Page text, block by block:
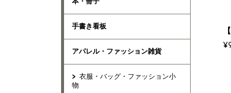
手書き看板
アパレル・ファッション雑貨
衣服・バッグ・ファッション小
物